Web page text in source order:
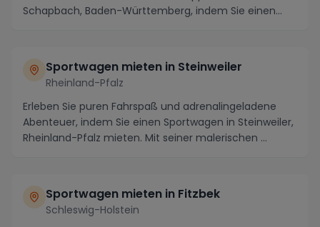
Schapbach, Baden-Württemberg, indem Sie einen
Sportwagen mieten in Steinweiler
Rheinland-Pfalz
Erleben Sie puren Fahrspaß und adrenalingeladene
Abenteuer, indem Sie einen Sportwagen in Steinweiler,
Rheinland-Pfalz mieten. Mit seiner malerischen ...
Sportwagen mieten in Fitzbek
Schleswig-Holstein